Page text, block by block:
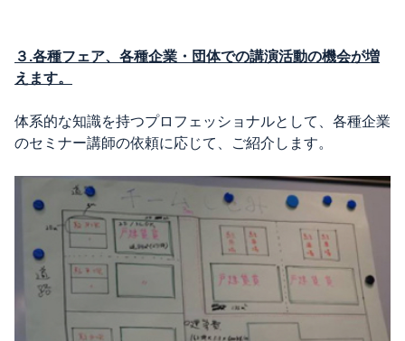
３.各種フェア、各種企業・団体での講演活動の機会が増
えます。
体系的な知識を持つプロフェッショナルとして、各種企業
のセミナー講師の依頼に応じて、ご紹介します。